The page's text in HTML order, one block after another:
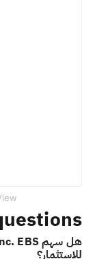
للاستثمار؟